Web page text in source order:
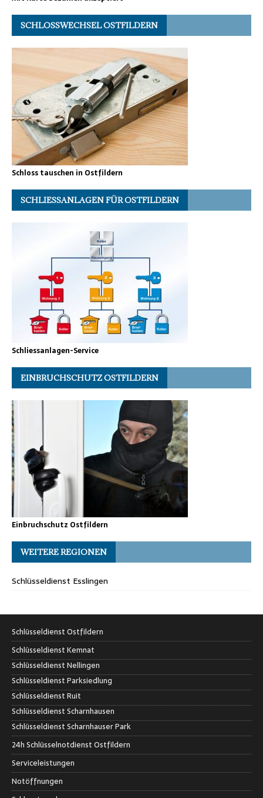
SCHLOSSWECHSEL OSTFILDERN
Schloss tauschen in Ostfildern
SCHLIESSANLAGEN FÜR OSTFILDERN
Schliessanlagen-Service
EINBRUCHSCHUTZ OSTFILDERN
Einbruchschutz Ostfildern
WEITERE REGIONEN
Schlüsseldienst Esslingen
Schlüsseldienst Ostfildern
Schlüsseldienst Kemnat
Schlüsseldienst Nellingen
Schlüsseldienst Parksiedlung
Schlüsseldienst Ruit
Schlüsseldienst Scharnhausen
Schlüsseldienst Scharnhauser Park
24h Schlüsselnotdienst Ostfildern
Serviceleistungen
Notöffnungen